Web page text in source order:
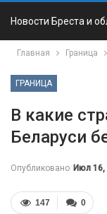
Новости Бреста и
Главная Граница
ГРАНИЦА
В какие
Беларуси
Опубликовано Июл 16,
0
147